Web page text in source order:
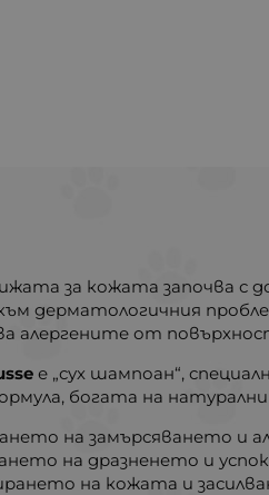
за кожата започва с
дерматологичния
алергените от
е „сух шампоан“,
богата на
на замърсяването и
на дразненето и
на кожата и